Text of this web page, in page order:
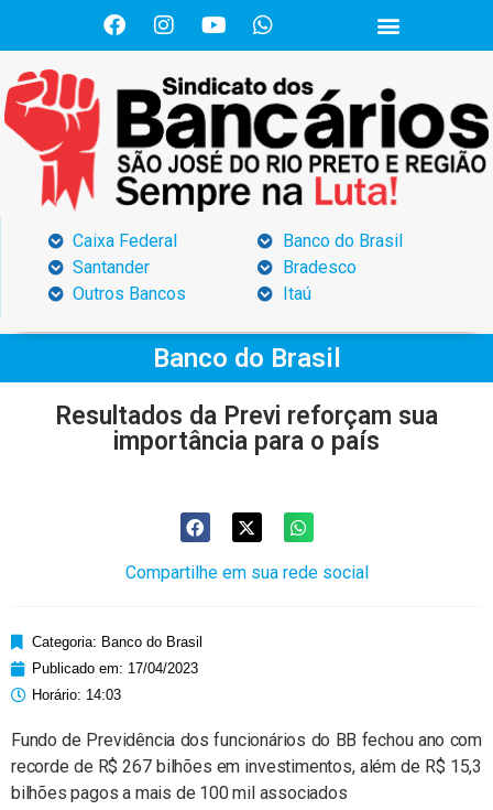
Caixa Federal
Santander
Outros Bancos
Banco do Brasil
Bradesco
Itaú
Banco do Brasil
Resultados da Previ reforçam sua
importância para o país
Compartilhe em sua rede social
Categoria: Banco do Brasil
Publicado em: 17/04/2023
Horário: 14:03
Fundo de Previdência dos funcionários do BB fechou ano com
recorde de R$ 267 bilhões em investimentos, além de R$ 15,3
bilhões pagos a mais de 100 mil associados